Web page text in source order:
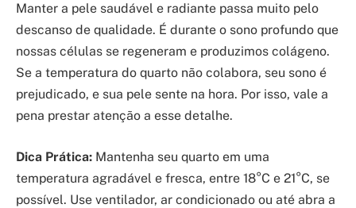
Manter a pele saudável e radiante passa muito pelo
descanso de qualidade. É durante o sono profundo que
nossas células se regeneram e produzimos colágeno.
Se a temperatura do quarto não colabora, seu sono é
prejudicado, e sua pele sente na hora. Por isso, vale a
pena prestar atenção a esse detalhe.
Dica Prática: Mantenha seu quarto em uma
temperatura agradável e fresca, entre 18°C e 21°C, se
possível. Use ventilador, ar condicionado ou até abra a